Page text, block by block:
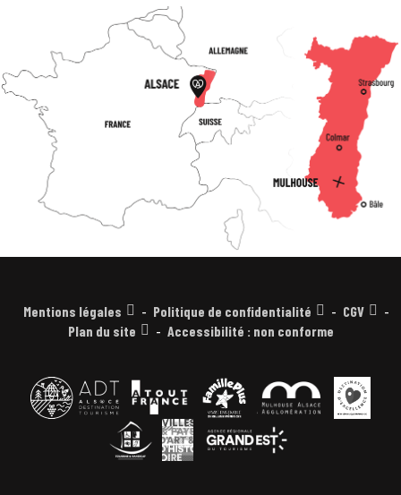
Mentions légales Politique de confidentialité
CGV
Plan du site
Accessibilité : non conforme